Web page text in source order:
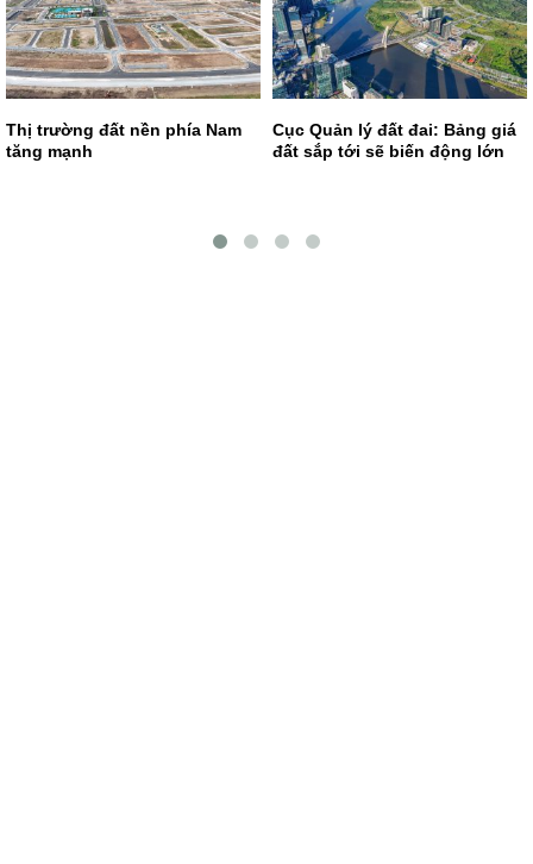
Thị trường đất nền phía Nam
tăng mạnh
Cục Quản lý đất đai: Bảng giá
đất sắp tới sẽ biến động lớn